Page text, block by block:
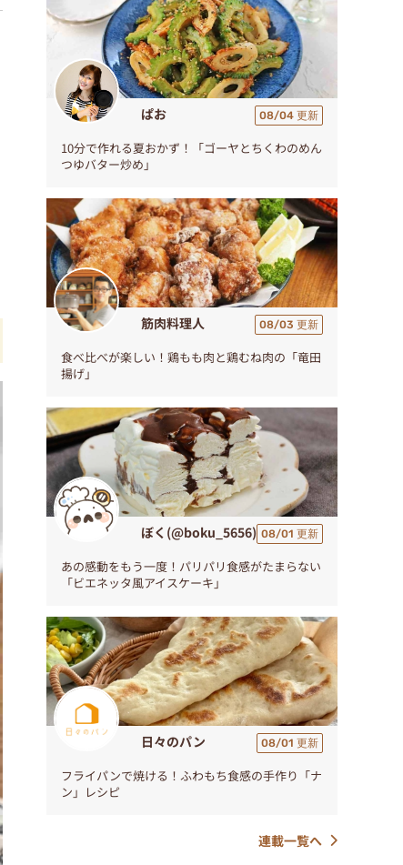
ぱお 08/04 更新
10分で作れる夏おかず！「ゴーヤとちくわのめん
つゆバター炒め」
筋肉料理人 08/03 更新
食べ比べが楽しい！鶏もも肉と鶏むね肉の「竜田
揚げ」
ぼく(@boku_5656) 08/01 更新
あの感動をもう一度！パリパリ食感がたまらない
「ビエネッタ風アイスケーキ」
日々のパン 08/01 更新
フライパンで焼ける！ふわもち食感の手作り「ナ
ン」レシピ
連載一覧へ